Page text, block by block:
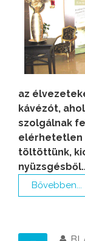
az
kávézót,
szolgálnak
elérhetetlen
töltöttünk,
Bővebben...